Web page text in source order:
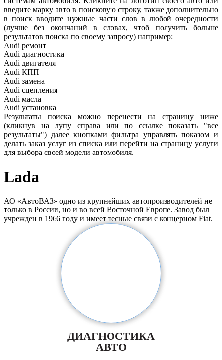
введите марку авто в поисковую строку, также дополнительно
в поиск вводите нужные части слов в любой очередности
(лучше без окончаний в словах, чтоб получить больше
результатов поиска по своему запросу) например:
Audi ремонт
Audi диагностика
Audi двигателя
Audi КПП
Audi замена
Audi сцепления
Audi масла
Audi установка
Результаты поиска можно перенести на страницу ниже
(кликнув на лупу справа или по ссылке показать "все
результаты") далее кнопками фильтра управлять показом и
делать заказ услуг из списка или перейти на страницу услуги
для выбора своей модели автомобиля.
Lada
АО «АвтоВАЗ» одно из крупнейших автопроизводителей не
только в России, но и во всей Восточной Европе. Завод был
учрежден в 1966 году и имеет тесные связи с концерном Fiat.
ДИАГНОСТИКА
АВТО